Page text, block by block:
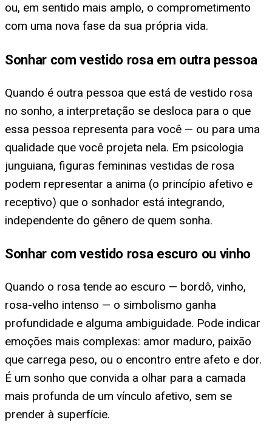
ou, em sentido mais amplo, o comprometimento
com uma nova fase da sua própria vida.
Sonhar com vestido rosa em outra pessoa
Quando é outra pessoa que está de vestido rosa
no sonho, a interpretação se desloca para o que
essa pessoa representa para você — ou para uma
qualidade que você projeta nela. Em psicologia
junguiana, figuras femininas vestidas de rosa
podem representar a anima (o princípio afetivo e
receptivo) que o sonhador está integrando,
independente do gênero de quem sonha.
Sonhar com vestido rosa escuro ou vinho
Quando o rosa tende ao escuro — bordô, vinho,
rosa-velho intenso — o simbolismo ganha
profundidade e alguma ambiguidade. Pode indicar
emoções mais complexas: amor maduro, paixão
que carrega peso, ou o encontro entre afeto e dor.
É um sonho que convida a olhar para a camada
mais profunda de um vínculo afetivo, sem se
prender à superfície.